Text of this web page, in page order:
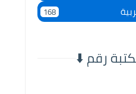
168
رقم ⬇️